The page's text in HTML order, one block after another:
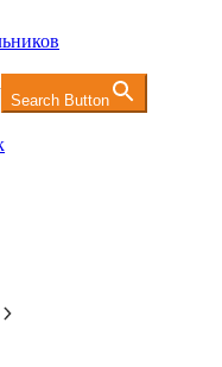
Search Button